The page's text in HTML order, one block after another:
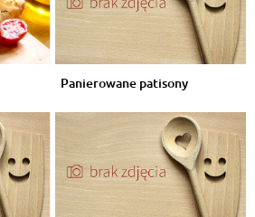
Panierowane patisony